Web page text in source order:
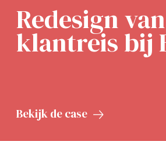
Redesign
klantreis bij
Bekijk de case